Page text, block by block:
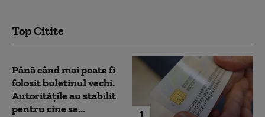
Top Citite
Până când mai poate fi
folosit buletinul vechi.
Autoritățile au stabilit
pentru cine se...